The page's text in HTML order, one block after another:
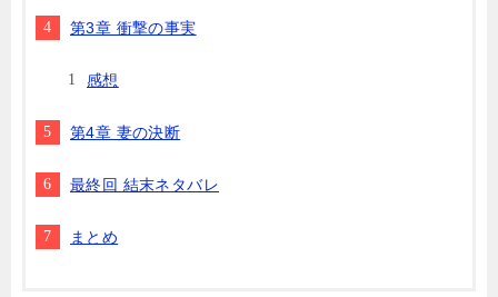
第3章 衝撃の事実
感想
第4章 妻の決断
最終回 結末ネタバレ
まとめ